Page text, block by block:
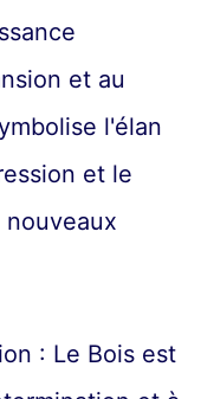
et au
l'élan
et le
: Le Bois est